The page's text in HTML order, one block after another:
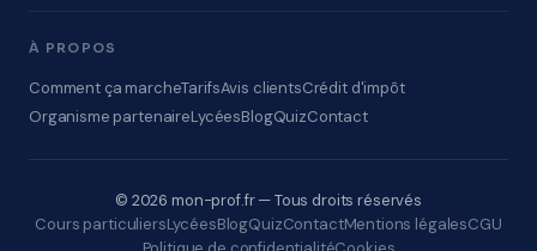
À PROPOS
Comment ça marcheTarifsAvis clientsCrédit d'impôt
Organisme partenaireLycéesBlogQuizContact
© 2026 mon-prof.fr — Tous droits réservés
Cours particuliersLycéesBlogQuizContactMentions légalesCGU